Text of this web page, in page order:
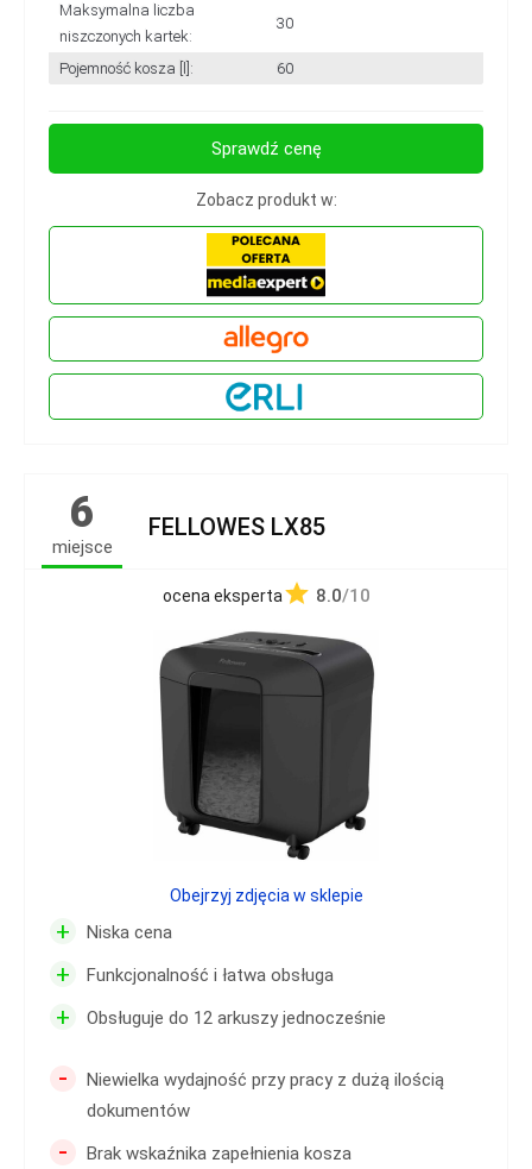
Maksymalna liczba
niszczonych kartek:
30
Pojemność kosza [l]: 60
Sprawdź cenę
Zobacz produkt w:
6
miejsce
FELLOWES LX85
ocena eksperta 8.0/10
+ Niska cena
+ Funkcjonalność i łatwa obsługa
+ Obsługuje do 12 arkuszy jednocześnie
-
Niewielka wydajność przy pracy z dużą ilością
dokumentów
- Brak wskaźnika zapełnienia kosza
Obejrzyj zdjęcia w sklepie